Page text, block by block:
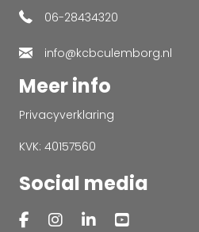
06-28434320
info@kcbculemborg.nl
Meer info
Privacyverklaring
KVK: 40157560
Social media